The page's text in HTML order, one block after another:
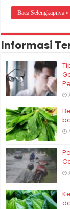
Baca Selengkapnya »
Informasi